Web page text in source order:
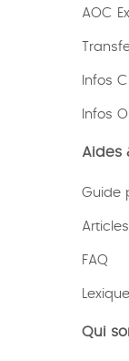
AOC
Infos
Infos
Aides
Guide
Articles
FAQ
Lexique
Qui